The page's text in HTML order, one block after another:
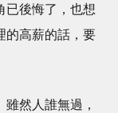
已後悔了，也想
的高薪的話，要
然人誰無過，